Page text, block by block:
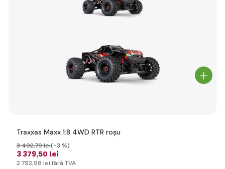
Traxxas Maxx 1:8 4WD RTR roșu
3 379,50 lei
3 492,79 lei(-3 %)
2 792,98 lei fără TVA